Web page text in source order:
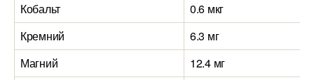
Кобальт
0.6 мкг
Кремний
6.3 мг
Магний
12.4 мг